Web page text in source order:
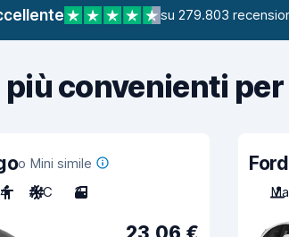
su 279.803
più convenienti
o Mini simile
4 A/C 3
23,06 €